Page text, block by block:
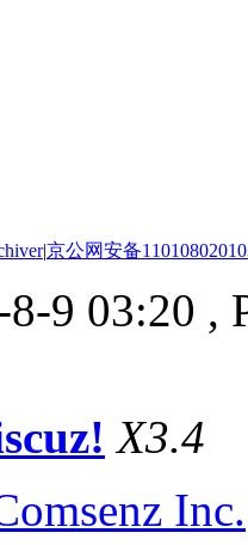
|京公网安备
9 03:20 ,
X3.4
Inc.